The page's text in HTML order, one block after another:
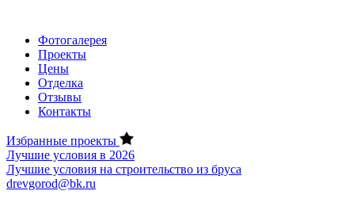
Фотогалерея
Проекты
Цены
Отделка
Отзывы
Контакты
Избранные проекты
Лучшие условия в 2026
Лучшие условия на строительство из бруса
drevgorod@bk.ru